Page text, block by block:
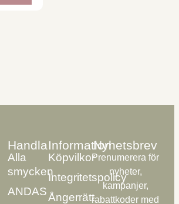
Handla
Alla
smycken
ANDAS
Information
Köpvilkor
Integritetspolicy
Ångerrätt
Nyhetsbrev
Prenumerera för
nyheter,
kampanjer,
rabattkoder med